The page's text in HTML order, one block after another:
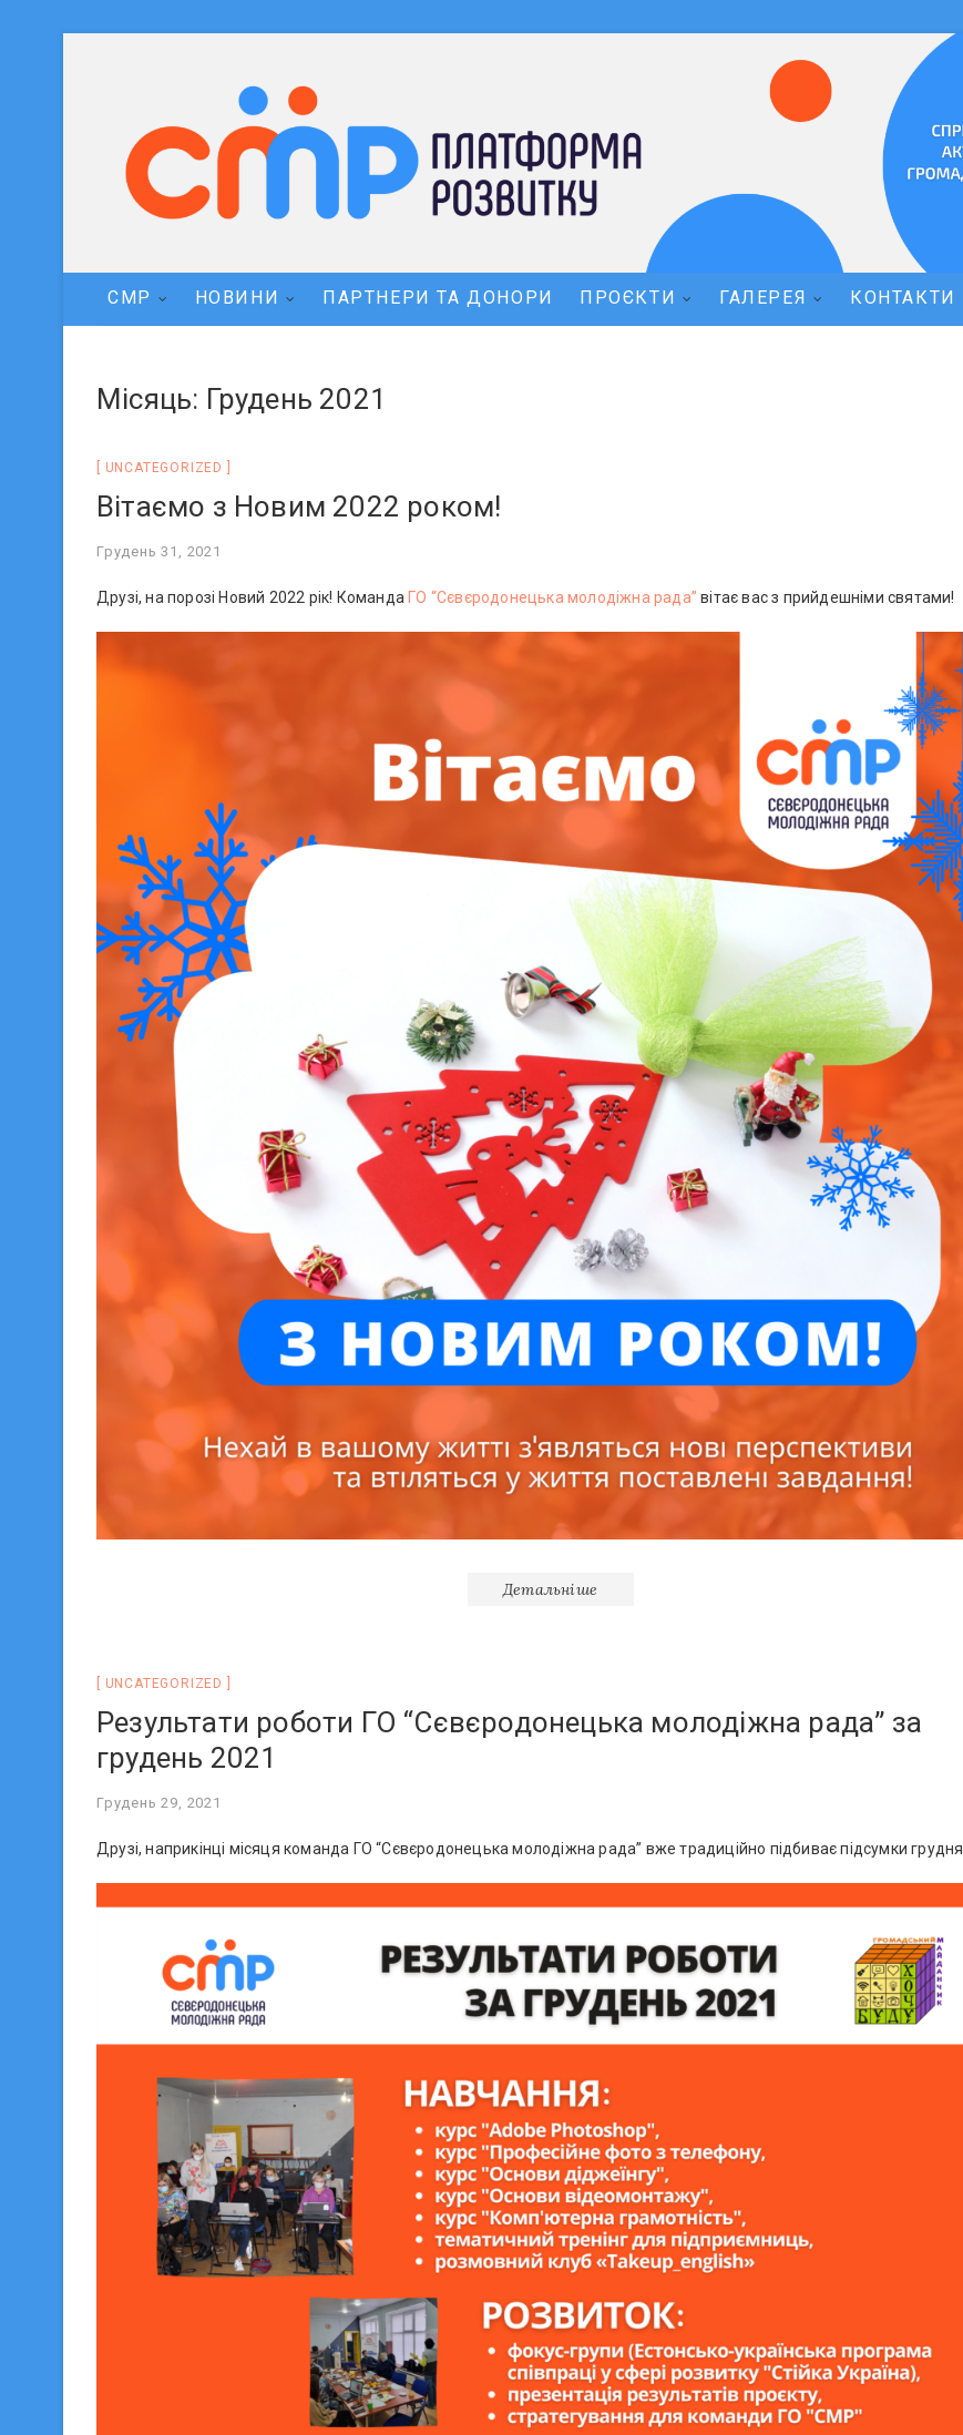
СМР НОВИНИ ПАРТНЕРИ ТА ДОНОРИ ПРОЄКТИ ГАЛЕРЕЯ КОНТАКТИ
Місяць: Грудень 2021
UNCATEGORIZED
Вітаємо з Новим 2022 роком!
Грудень 31, 2021
Друзі, на порозі Новий 2022 рік! Команда ГО “Сєвєродонецька молодіжна рада” вітає вас з прийдешніми святами!
Детальніше
UNCATEGORIZED
Результати роботи ГО “Сєвєродонецька молодіжна рада” за
грудень 2021
Грудень 29, 2021
Друзі, наприкінці місяця команда ГО “Сєвєродонецька молодіжна рада” вже традиційно підбиває підсумки грудня.